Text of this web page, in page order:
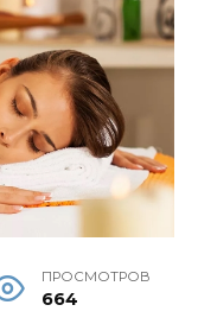
ПРОСМОТРОВ
664